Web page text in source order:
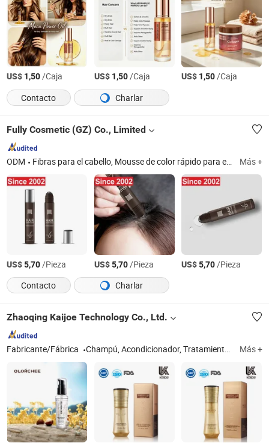
US$ 1,50/Caja US$ 1,50/Caja US$ 1,50/Caja
Contacto
Charlar
Fully Cosmetic (GZ) Co., Limited
ODM Fibras para el cabello, Mousse de color rápido para el cabello, Polvo para la línea del cabello, Tinte para el cabello, Champú para el cabello, Aplicador en spray, 360 Espejo, Peine Fastcolor, Acondicionador para el cabello, Optimizador de la línea del cabello Más +
US$5,70/Pieza US$5,70/Pieza US$5,70/Pieza
Contacto
Charlar
Zhaoqing Kaijoe Technology Co., Ltd.
Fabricante/Fábrica Champú, Acondicionador, Tratamiento Capilar, Permanente, Color de Cabello Más +